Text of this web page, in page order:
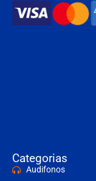
Categorias
Audifonos